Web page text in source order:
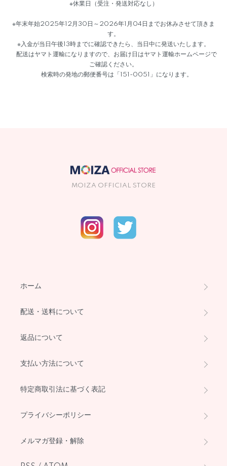
※休業日（受注・発送対応なし）
※年末年始2025年12月30日～2026年1月04日までお休みさせて頂きま
す。
※入金が当日午後13時までに確認できたら、当日中に発送いたします。
配送はヤマト運輸になりますので、お届け日はヤマト運輸ホームページで
ご確認ください。
検索時の発地の郵便番号は「151-0051」になります。
MOIZA OFFICIAL STORE
ホーム
配送・送料について
返品について
支払い方法について
特定商取引法に基づく表記
プライバシーポリシー
メルマガ登録・解除